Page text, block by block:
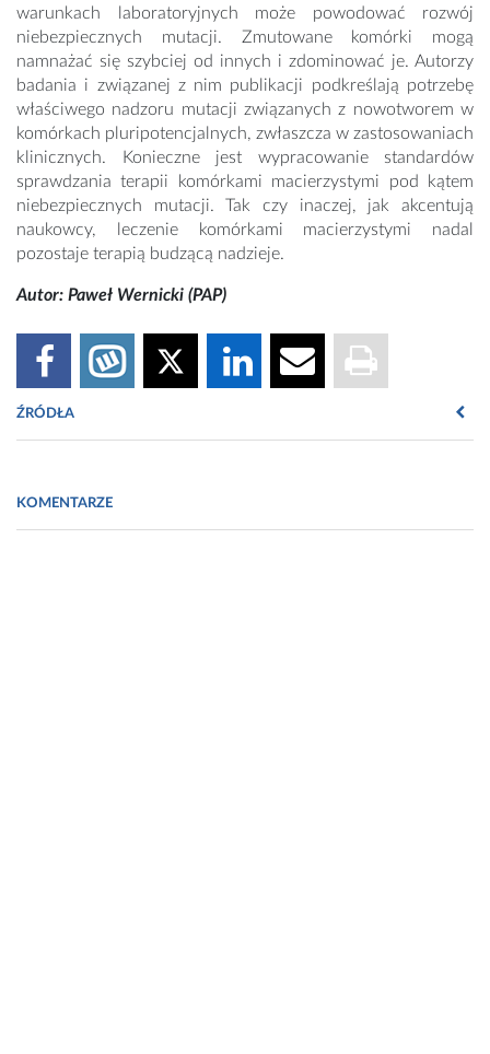
warunkach laboratoryjnych może powodować rozwój
niebezpiecznych mutacji. Zmutowane komórki mogą
namnażać się szybciej od innych i zdominować je. Autorzy
badania i związanej z nim publikacji podkreślają potrzebę
właściwego nadzoru mutacji związanych z nowotworem w
komórkach pluripotencjalnych, zwłaszcza w zastosowaniach
klinicznych. Konieczne jest wypracowanie standardów
sprawdzania terapii komórkami macierzystymi pod kątem
niebezpiecznych mutacji. Tak czy inaczej, jak akcentują
naukowcy, leczenie komórkami macierzystymi nadal
pozostaje terapią budzącą nadzieje.
Autor: Paweł Wernicki (PAP)
ŹRÓDŁA
xaYQ
KOMENTARZE